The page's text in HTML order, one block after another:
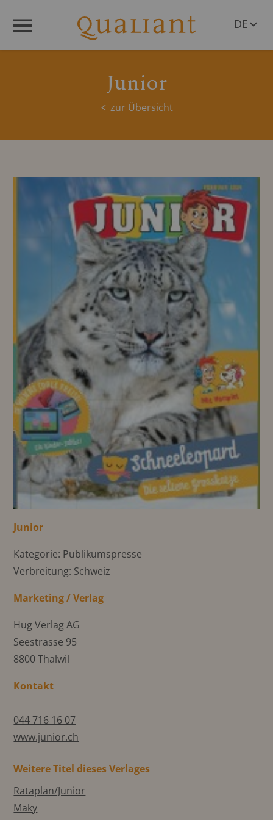
DE
Junior
zur Übersicht
Junior
Kategorie: Publikumspresse
Verbreitung: Schweiz
Marketing / Verlag
Hug Verlag AG
Seestrasse 95
8800 Thalwil
Kontakt
044 716 16 07
www.junior.ch
Weitere Titel dieses Verlages
Rataplan/Junior
Maky